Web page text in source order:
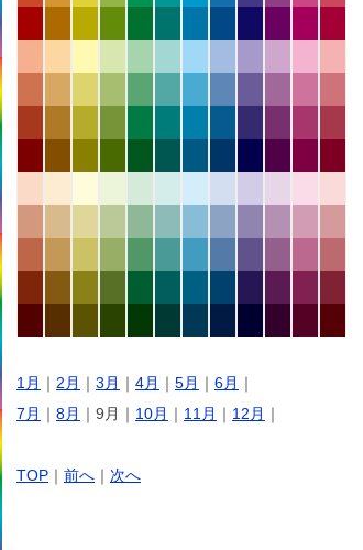
1月 ｜ 2月 ｜ 3月 ｜ 4月 ｜ 5月 ｜ 6月 ｜
7月 ｜ 8月 ｜9月｜ 10月 ｜ 11月 ｜ 12月 ｜
TOP ｜ 前へ ｜ 次へ